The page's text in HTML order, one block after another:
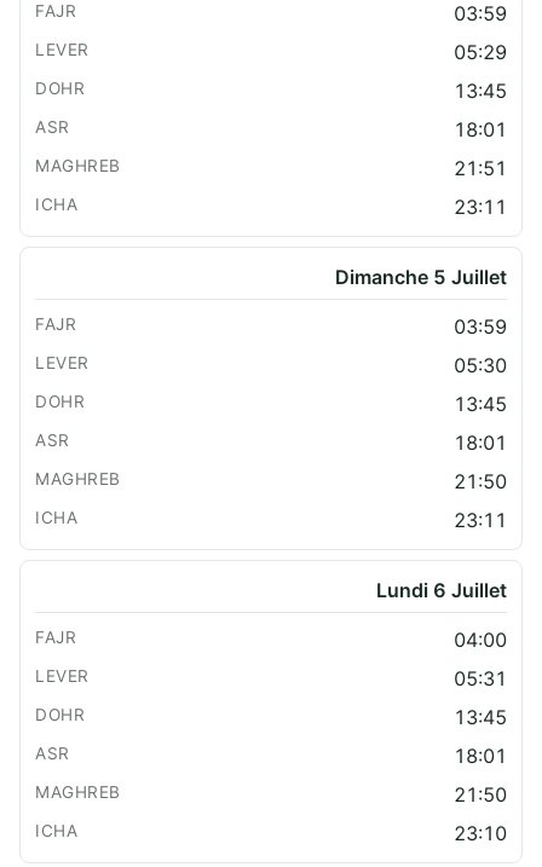
03:59
05:29
13:45
18:01
21:51
23:11
Dimanche 5 Juillet
03:59
05:30
13:45
18:01
21:50
23:11
Lundi 6 Juillet
04:00
05:31
13:45
18:01
21:50
23:10